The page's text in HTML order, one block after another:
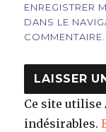
ENREGISTRER
DANS LE
COMMENTAIRE.
Ce site
indésirables.